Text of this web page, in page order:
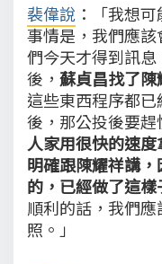
裴偉說 ：「我想
事情是，我們應
們今天才得到訊
後， 蘇貞昌找了陳
這些東西程序都
後，那公投後要趕
人家用很快的速
明確跟陳耀祥講
的，已經做了這
順利的話，我們
照。」